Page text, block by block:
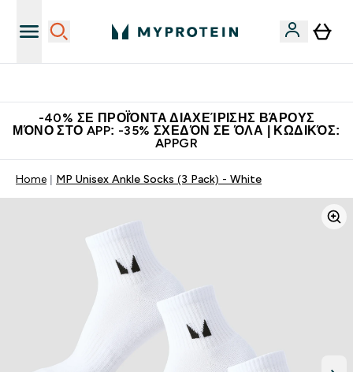
-40% ΣΕ ΠΡΟΪΌΝΤΑ ΔΙΑΧΕΊΡΙΣΗΣ ΒΆΡΟΥΣ
ΜΌΝΟ ΣΤΟ APP: -35% ΣΧΕΔΌΝ ΣΕ ΌΛΑ | ΚΩΔΙΚΌΣ:
APPGR
Home MP Unisex Ankle Socks (3 Pack) - White